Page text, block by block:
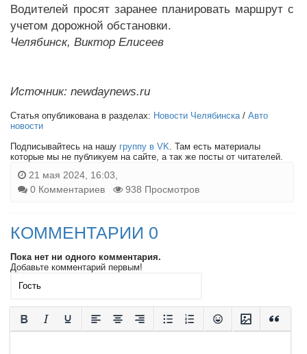
Водителей просят заранее планировать маршрут с
учетом дорожной обстановки.
Челябинск, Виктор Елисеев
Источник: newdaynews.ru
Статья опубликована в разделах: Новости Челябинска / Авто
новости
Подписывайтесь на нашу группу в VK . Там есть материалы
которые мы не публикуем на сайте, а так же посты от читателей.
21 мая 2024, 16:03,
0 Комментариев
938 Просмотров
КОММЕНТАРИИ 0
Пока нет ни одного комментария.
Добавьте комментарий первым!